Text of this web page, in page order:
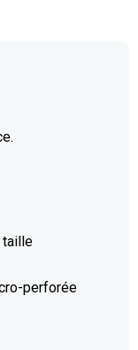
taille
perforée